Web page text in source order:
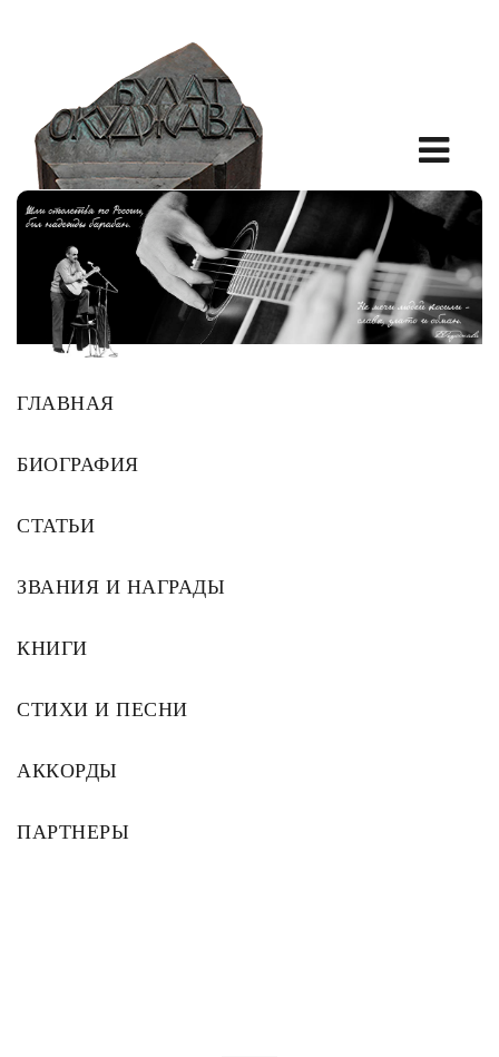
ГЛАВНАЯ
БИОГРАФИЯ
СТАТЬИ
ЗВАНИЯ И НАГРАДЫ
КНИГИ
СТИХИ И ПЕСНИ
АККОРДЫ
ПАРТНЕРЫ